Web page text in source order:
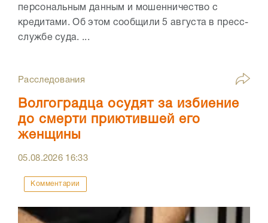
персональным данным и мошенничество с
кредитами. Об этом сообщили 5 августа в пресс-
службе суда. ...
Расследования
Волгоградца осудят за избиение
до смерти приютившей его
женщины
05.08.2026 16:33
Комментарии